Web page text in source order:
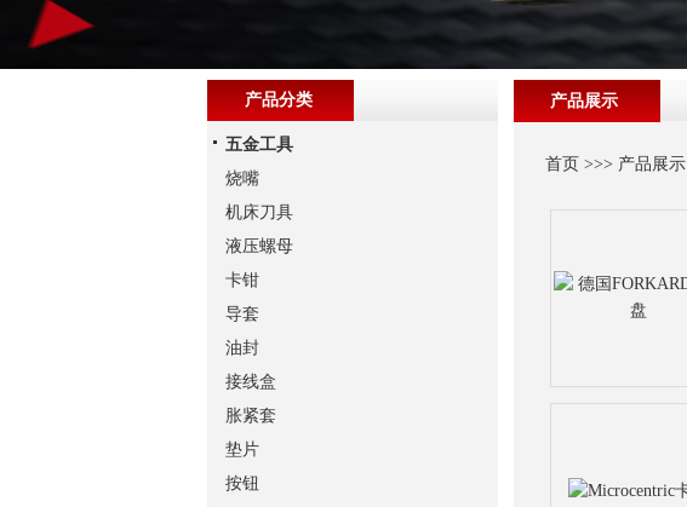
产品展示
首页 >>> 产品展示
产品分类
五金工具
烧嘴
机床刀具
液压螺母
卡钳
导套
油封
接线盒
胀紧套
垫片
按钮